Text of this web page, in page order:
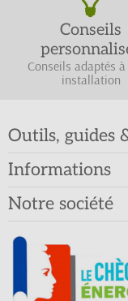
Conseils
Conseils adaptés
installation
Outils, guides
Informations
Notre société